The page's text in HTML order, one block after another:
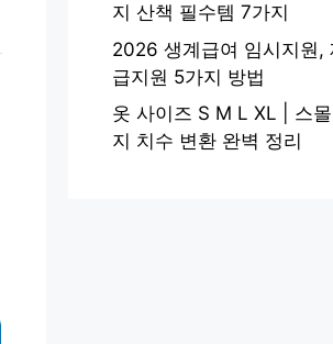
지 산책 필수템 7가지
2026 생계급여 임시지원,
급지원 5가지 방법
옷 사이즈 S M L XL | 스
지 치수 변환 완벽 정리